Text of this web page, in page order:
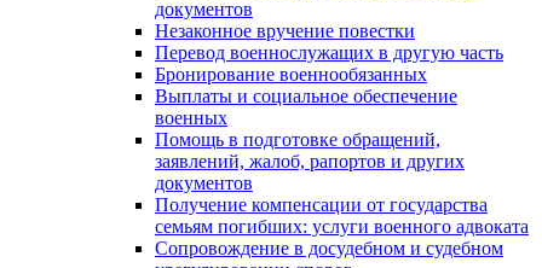
документов
Незаконное вручение повестки
Перевод военнослужащих в другую часть
Бронирование военнообязанных
Выплаты и социальное обеспечение
военных
Помощь в подготовке обращений,
заявлений, жалоб, рапортов и других
документов
Получение компенсации от государства
семьям погибших: услуги военного адвоката
Сопровождение в досудебном и судебном